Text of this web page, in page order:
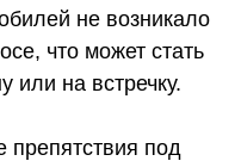
не возникало
что может стать
или на встречку.
под